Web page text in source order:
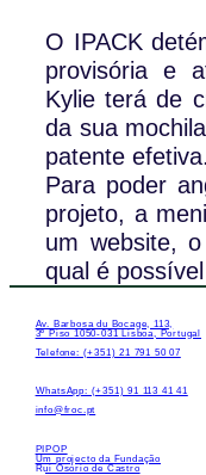
O IPACK
provisória e
Kylie terá de
da sua
patente efetiva.
Para poder
projeto, a
um website, o
qual é
Av. Barbosa du Bocage, 113,
3º Piso 1050-031 Lisboa, Portugal
Telefone: (+351) 21 791 50 07
WhatsApp: (+351) 91 113 41 41
info@froc.pt
PIPOP
Um projecto da Fundação
Rui Osório de Castro